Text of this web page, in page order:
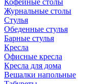
Кофейные столы
Журнальные столы
Стулья
Обеденные стулья
Барные стулья
Кресла
Офисные кресла
Кресла для дома
Вешалки напольные